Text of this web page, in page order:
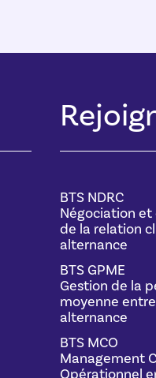
BTS NDRC
Négociation
de la relation
alternance
BTS GPME
Gestion de la
moyenne
alternance
BTS MCO
Management
Opérationnel